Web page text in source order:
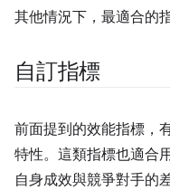
其他情況下，最適合的
自訂指標
前面提到的效能指標，
特性。這類指標也適合
自身成效與競爭對手的差